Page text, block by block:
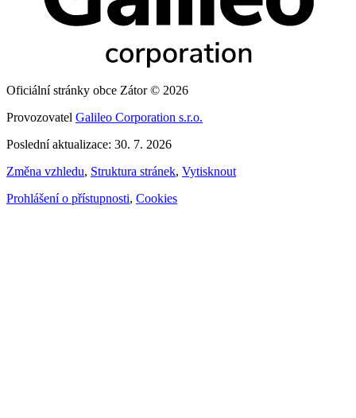
Oficiální stránky obce Zátor © 2026
Provozovatel Galileo Corporation s.r.o.
Poslední aktualizace: 30. 7. 2026
Změna vzhledu, Struktura stránek, Vytisknout
Prohlášení o přístupnosti, Cookies